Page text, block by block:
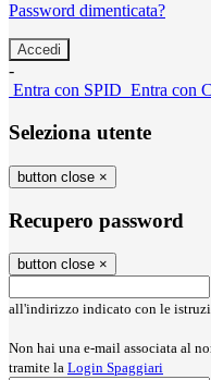
Password dimenticata?
-
Entra con SPID Entra con
Seleziona utente
button close ×
Recupero password
button close ×
all'indirizzo indicato con le
Non hai una e-mail associata al
tramite la Login Spaggiari